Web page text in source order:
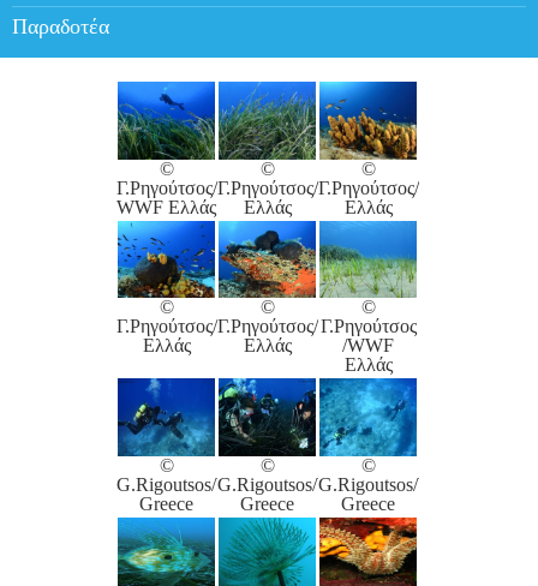
Παραδοτέα
©
Γ.Ρηγούτσος/
WWF Ελλάς
©
Γ.Ρηγούτσος/WWF
Ελλάς
©
Γ.Ρηγούτσος/WWF
Ελλάς
©
Γ.Ρηγούτσος/WWF
Ελλάς
©
Γ.Ρηγούτσος/WWF
Ελλάς
©
Γ.Ρηγούτσος
/WWF
Ελλάς
©
G.Rigoutsos/WWF
Greece
©
G.Rigoutsos/WWF
Greece
©
G.Rigoutsos/WWF
Greece